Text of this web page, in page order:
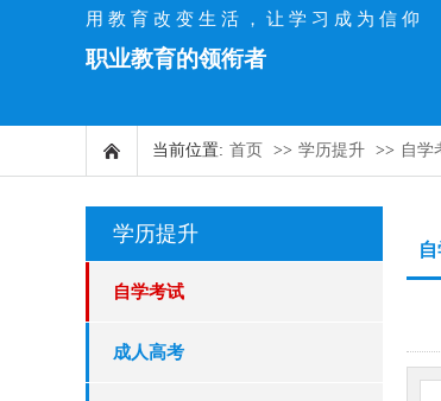
用教育改变生活，让学习成为信仰
职业教育的领衔者
当前位置: 首页 >> 学历提升 >> 自学
学历提升
自学考试
成人高考